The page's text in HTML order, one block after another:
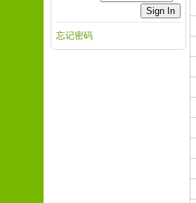
忘记密码